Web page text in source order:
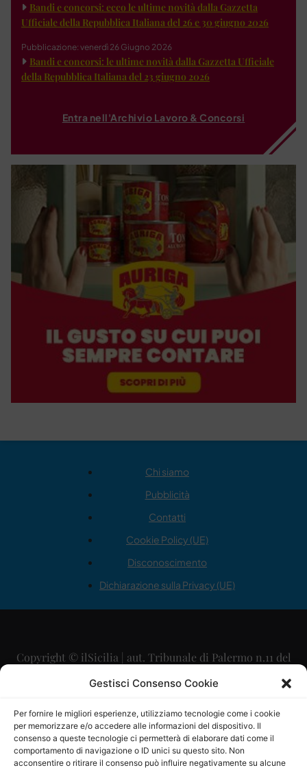
Gestisci Consenso Cookie
Per fornire le migliori esperienze, utilizziamo tecnologie come i cookie
per memorizzare e/o accedere alle informazioni del dispositivo. Il
consenso a queste tecnologie ci permetterà di elaborare dati come il
comportamento di navigazione o ID unici su questo sito. Non
acconsentire o ritirare il consenso può influire negativamente su alcune
Bandi e concorsi: ecco le ultime novità dalla Gazzetta
Ufficiale della Repubblica Italiana del 26 e 30 giugno 2026
Pubblicazione: venerdì 26 Giugno 2026
Bandi e concorsi: le ultime novità dalla Gazzetta Ufficiale
della Repubblica Italiana del 23 giugno 2026
Entra nell'Archivio Lavoro & Concorsi
Chi siamo
Pubblicità
Contatti
Cookie Policy (UE)
Disconoscimento
Dichiarazione sulla Privacy (UE)
Copyright © ilSicilia | aut. Tribunale di Palermo n.11 del
29/09/2015
Direttore Editoriale: Maurizio Scaglione
Direttore Responsabile: Maria Calabrese